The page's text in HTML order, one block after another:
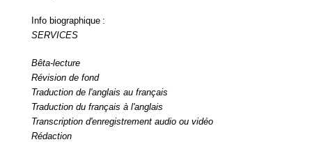
Info biographique :
SERVICES
Bêta-lecture
Révision de fond
Traduction de l'anglais au français
Traduction du français à l'anglais
Transcription d'enregistrement audio ou vidéo
Rédaction